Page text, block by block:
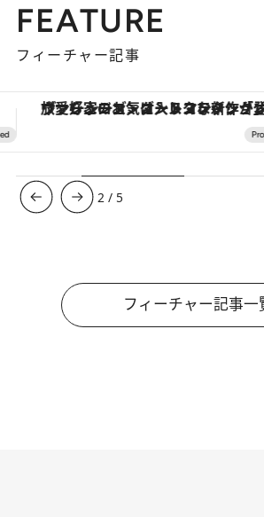
FEATURE
フィーチャー記事
【夏限定ディナーコース】旬を迎える稚鮎や花ズッキーニなどをイタリア・トスカーナの郷土料理の手
3 / 5
フィーチャー記事一